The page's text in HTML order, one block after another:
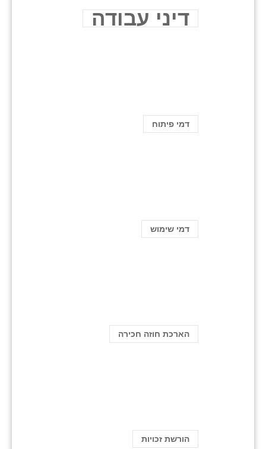
דיני עבודה
דמי פיתוח
דמי שימוש
הארכת חוזה חכירה
הורשת זכויות